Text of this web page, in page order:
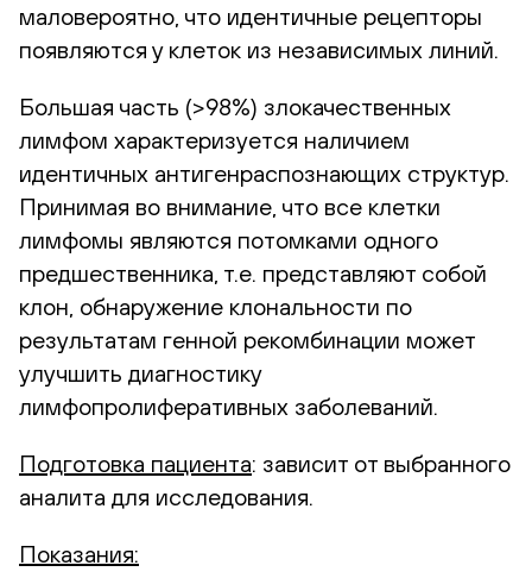
маловероятно, что идентичные рецепторы
появляются у клеток из независимых линий.
Большая часть (>98%) злокачественных
лимфом характеризуется наличием
идентичных антигенраспознающих структур.
Принимая во внимание, что все клетки
лимфомы являются потомками одного
предшественника, т.е. представляют собой
клон, обнаружение клональности по
результатам генной рекомбинации может
улучшить диагностику
лимфопролиферативных заболеваний.
Подготовка пациента: зависит от выбранного
аналита для исследования.
Показания: